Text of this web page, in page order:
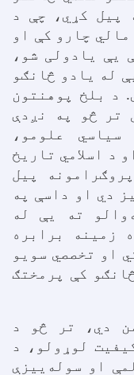
پيل کړي، چې د
چارو کې او
يې یادولی شو،
له یادو څانګو
د بلخ پوهنتون
تر څو په نږدې
علومو،
د اسلامي تاریخ
پيل
دي او داسې په
ته يې له
زمینه برابره
او تخصصي سویو
کې پرمختګ
دي، تر څو د
لوړولو، د
او سوله‌ييزې